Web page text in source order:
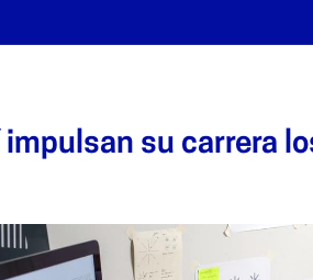
su carrera